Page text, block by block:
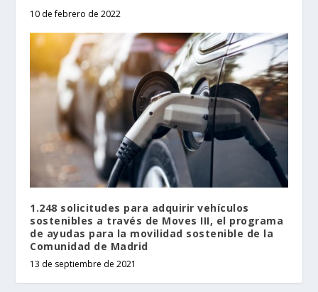
10 de febrero de 2022
1.248 solicitudes para adquirir vehículos
sostenibles a través de Moves III, el programa
de ayudas para la movilidad sostenible de la
Comunidad de Madrid
13 de septiembre de 2021